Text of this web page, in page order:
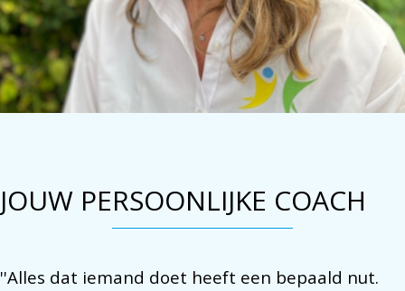
JOUW PERSOONLIJKE COACH
''Alles dat iemand doet heeft een bepaald nut.